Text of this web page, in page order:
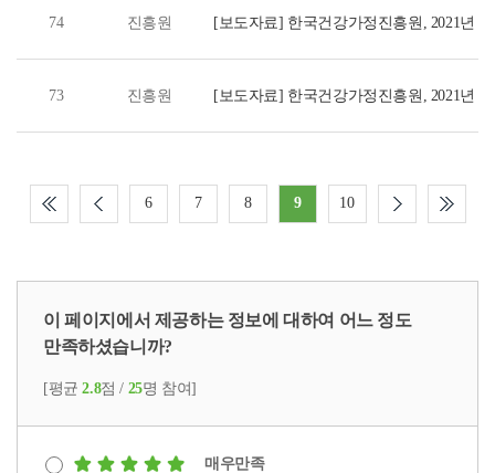
74 진흥원 [보도자료] 한국건강가정진흥원, 2021년
73 진흥원
[보도자료] 한국건강가정진흥원, 2021년
6 7 8 9 10
이 페이지에서 제공하는 정보에 대하여 어느 정도
만족하셨습니까?
[평균2.8점 / 25명 참여]
매우만족